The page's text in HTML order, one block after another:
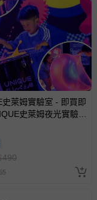
物、泳裝、襪子、地
巾、包屁衣、學習
乳器、哺乳衣、托腹
可拆封」，或具警
貨 & 退款問題
史萊姆實驗室 - 即買即
史萊姆夜光實驗室
一價(3歲以上需購票))
490